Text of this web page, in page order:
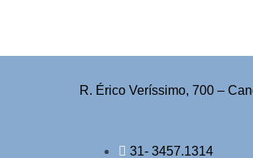
R. Érico Veríssimo, 700 –
31- 3457.1314